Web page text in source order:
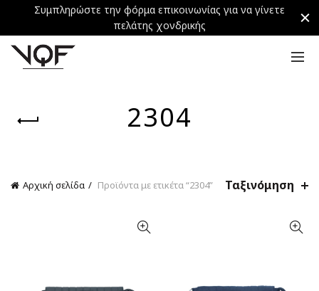
2304
Αρχική σελίδα Προϊόντα με ετικέτα “2304” Ταξινόμηση
Συμπληρώστε την φόρμα επικοινωνίας για να γίνετε
πελάτης χονδρικής